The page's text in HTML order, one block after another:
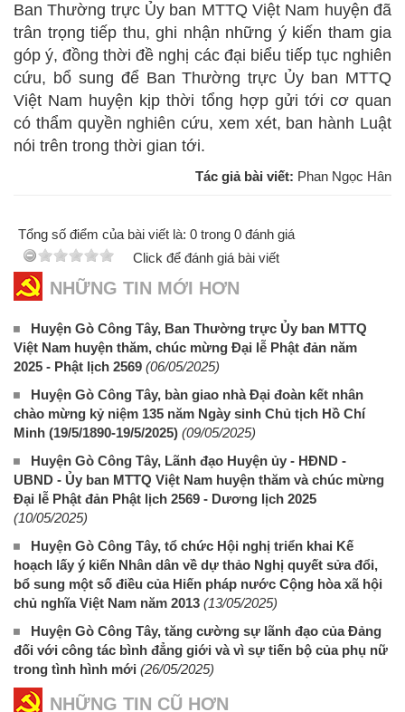
Ban Thường trực Ủy ban MTTQ Việt Nam huyện đã
trân trọng tiếp thu, ghi nhận những ý kiến tham gia
góp ý, đồng thời đề nghị các đại biểu tiếp tục nghiên
cứu, bổ sung để Ban Thường trực Ủy ban MTTQ
Việt Nam huyện kịp thời tổng hợp gửi tới cơ quan
có thẩm quyền nghiên cứu, xem xét, ban hành Luật
nói trên trong thời gian tới.
Tác giả bài viết: Phan Ngọc Hân
Tổng số điểm của bài viết là: 0 trong 0 đánh giá
Click để đánh giá bài viết
NHỮNG TIN MỚI HƠN
Huyện Gò Công Tây, Ban Thường trực Ủy ban MTTQ
Việt Nam huyện thăm, chúc mừng Đại lễ Phật đản năm
2025 - Phật lịch 2569 (06/05/2025)
Huyện Gò Công Tây, bàn giao nhà Đại đoàn kết nhân
chào mừng kỷ niệm 135 năm Ngày sinh Chủ tịch Hồ Chí
Minh (19/5/1890-19/5/2025) (09/05/2025)
Huyện Gò Công Tây, Lãnh đạo Huyện ủy - HĐND -
UBND - Ủy ban MTTQ Việt Nam huyện thăm và chúc mừng
Đại lễ Phật đản Phật lịch 2569 - Dương lịch 2025
(10/05/2025)
Huyện Gò Công Tây, tổ chức Hội nghị triển khai Kế
hoạch lấy ý kiến Nhân dân về dự thảo Nghị quyết sửa đổi,
bổ sung một số điều của Hiến pháp nước Cộng hòa xã hội
chủ nghĩa Việt Nam năm 2013 (13/05/2025)
Huyện Gò Công Tây, tăng cường sự lãnh đạo của Đảng
đối với công tác bình đẳng giới và vì sự tiến bộ của phụ nữ
trong tình hình mới (26/05/2025)
NHỮNG TIN CŨ HƠN